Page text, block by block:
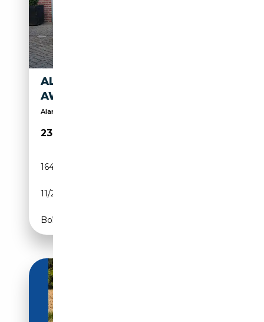
ALFA ROMEO GIULIA 2.0 T
AWD VELOCE
Alarme, Volant chauffant, Vitres teintées, Sièges ...
23 950€
164 478 km
11/2017
Boîte automatique